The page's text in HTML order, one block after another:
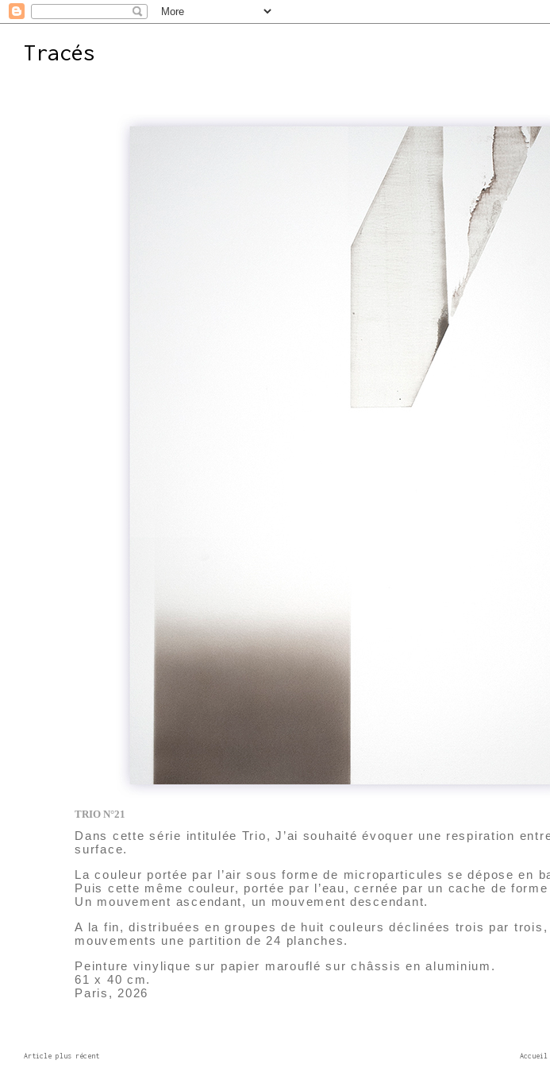
Tracés
TRIO N°21
Dans cette série intitulée Trio, J’ai souhaité évoquer une respiration
surface.
La couleur portée par l’air sous forme de microparticules se dépose en
Puis cette même couleur, portée par l’eau, cernée par un cache de
Un mouvement ascendant, un mouvement descendant.
A la fin, distribuées en groupes de huit couleurs déclinées trois par
mouvements une partition de 24 planches.
Peinture vinylique sur papier marouflé sur châssis en aluminium.
61 x 40 cm.
Paris, 2026
Article plus récent Accueil